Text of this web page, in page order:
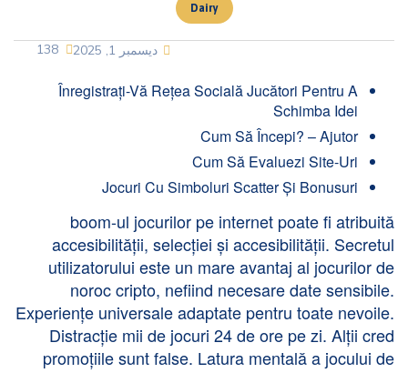
Dairy
ديسمبر 1, 2025 138
Înregistrați-Vă Rețea Socială Jucători Pentru A
Schimba Idei
Cum Să Începi? – Ajutor
Cum Să Evaluezi Site-Uri
Jocuri Cu Simboluri Scatter Și Bonusuri
boom-ul jocurilor pe internet poate fi atribuită
accesibilității, selecției și accesibilității. Secretul
utilizatorului este un mare avantaj al jocurilor de
noroc cripto, nefiind necesare date sensibile.
Experiențe universale adaptate pentru toate nevoile.
Distracție mii de jocuri 24 de ore pe zi. Alții cred
promoțiile sunt false. Latura mentală a jocului de